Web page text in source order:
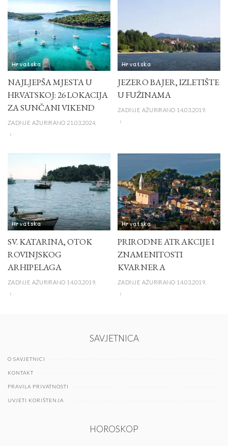
Hrvatska
NAJLJEPŠA MJESTA U
HRVATSKOJ: 26 LOKACIJA
ZA SUNČANI VIKEND
ZADNJE AŽURIRANO 21.03.2024.
Hrvatska
JEZERO BAJER, IZLETIŠTE
U FUŽINAMA
ZADNJE AŽURIRANO 14.03.2019.
Hrvatska
SV. KATARINA, OTOK
ROVINJSKOG
ARHIPELAGA
ZADNJE AŽURIRANO 14.03.2019.
Hrvatska
PRIRODNE ATRAKCIJE I
ZNAMENITOSTI
KVARNERA
ZADNJE AŽURIRANO 14.03.2019.
SAVJETNICA
O SAVJETNICI
KONTAKT
PRAVILA PRIVATNOSTI
UVJETI KORIŠTENJA
HOROSKOP